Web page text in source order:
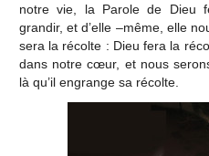
notre vie, la Parole de Dieu
grandir, et d’elle –même, elle
sera la récolte : Dieu fera la
dans notre cœur, et nous
là qu’il engrange sa récolte.